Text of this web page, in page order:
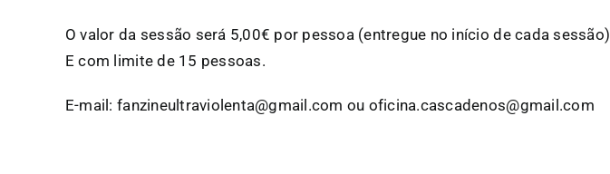
O valor da sessão será 5,00€ por pessoa (entregue no início de cada sessão)
E com limite de 15 pessoas.
E-mail: fanzineultraviolenta@gmail.com ou oficina.cascadenos@gmail.com